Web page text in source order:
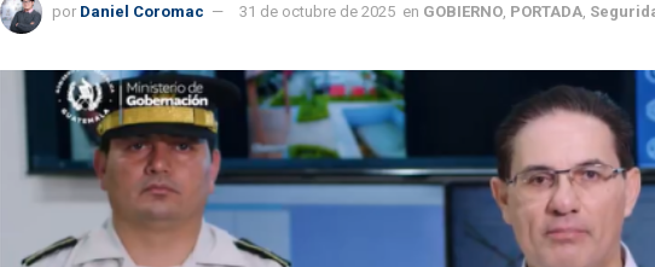
por Daniel Coromac 31 de octubre de 2025 en GOBIERNO PORTADA